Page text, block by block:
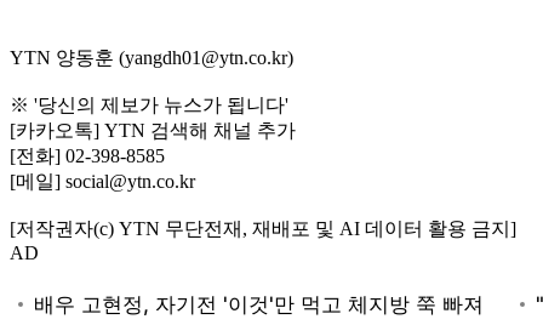
YTN 양동훈 (yangdh01@ytn.co.kr)
※ '당신의 제보가 뉴스가 됩니다'
[카카오톡] YTN 검색해 채널 추가
[전화] 02-398-8585
[메일] social@ytn.co.kr
[저작권자(c) YTN 무단전재, 재배포 및 AI 데이터 활용 금지]
AD